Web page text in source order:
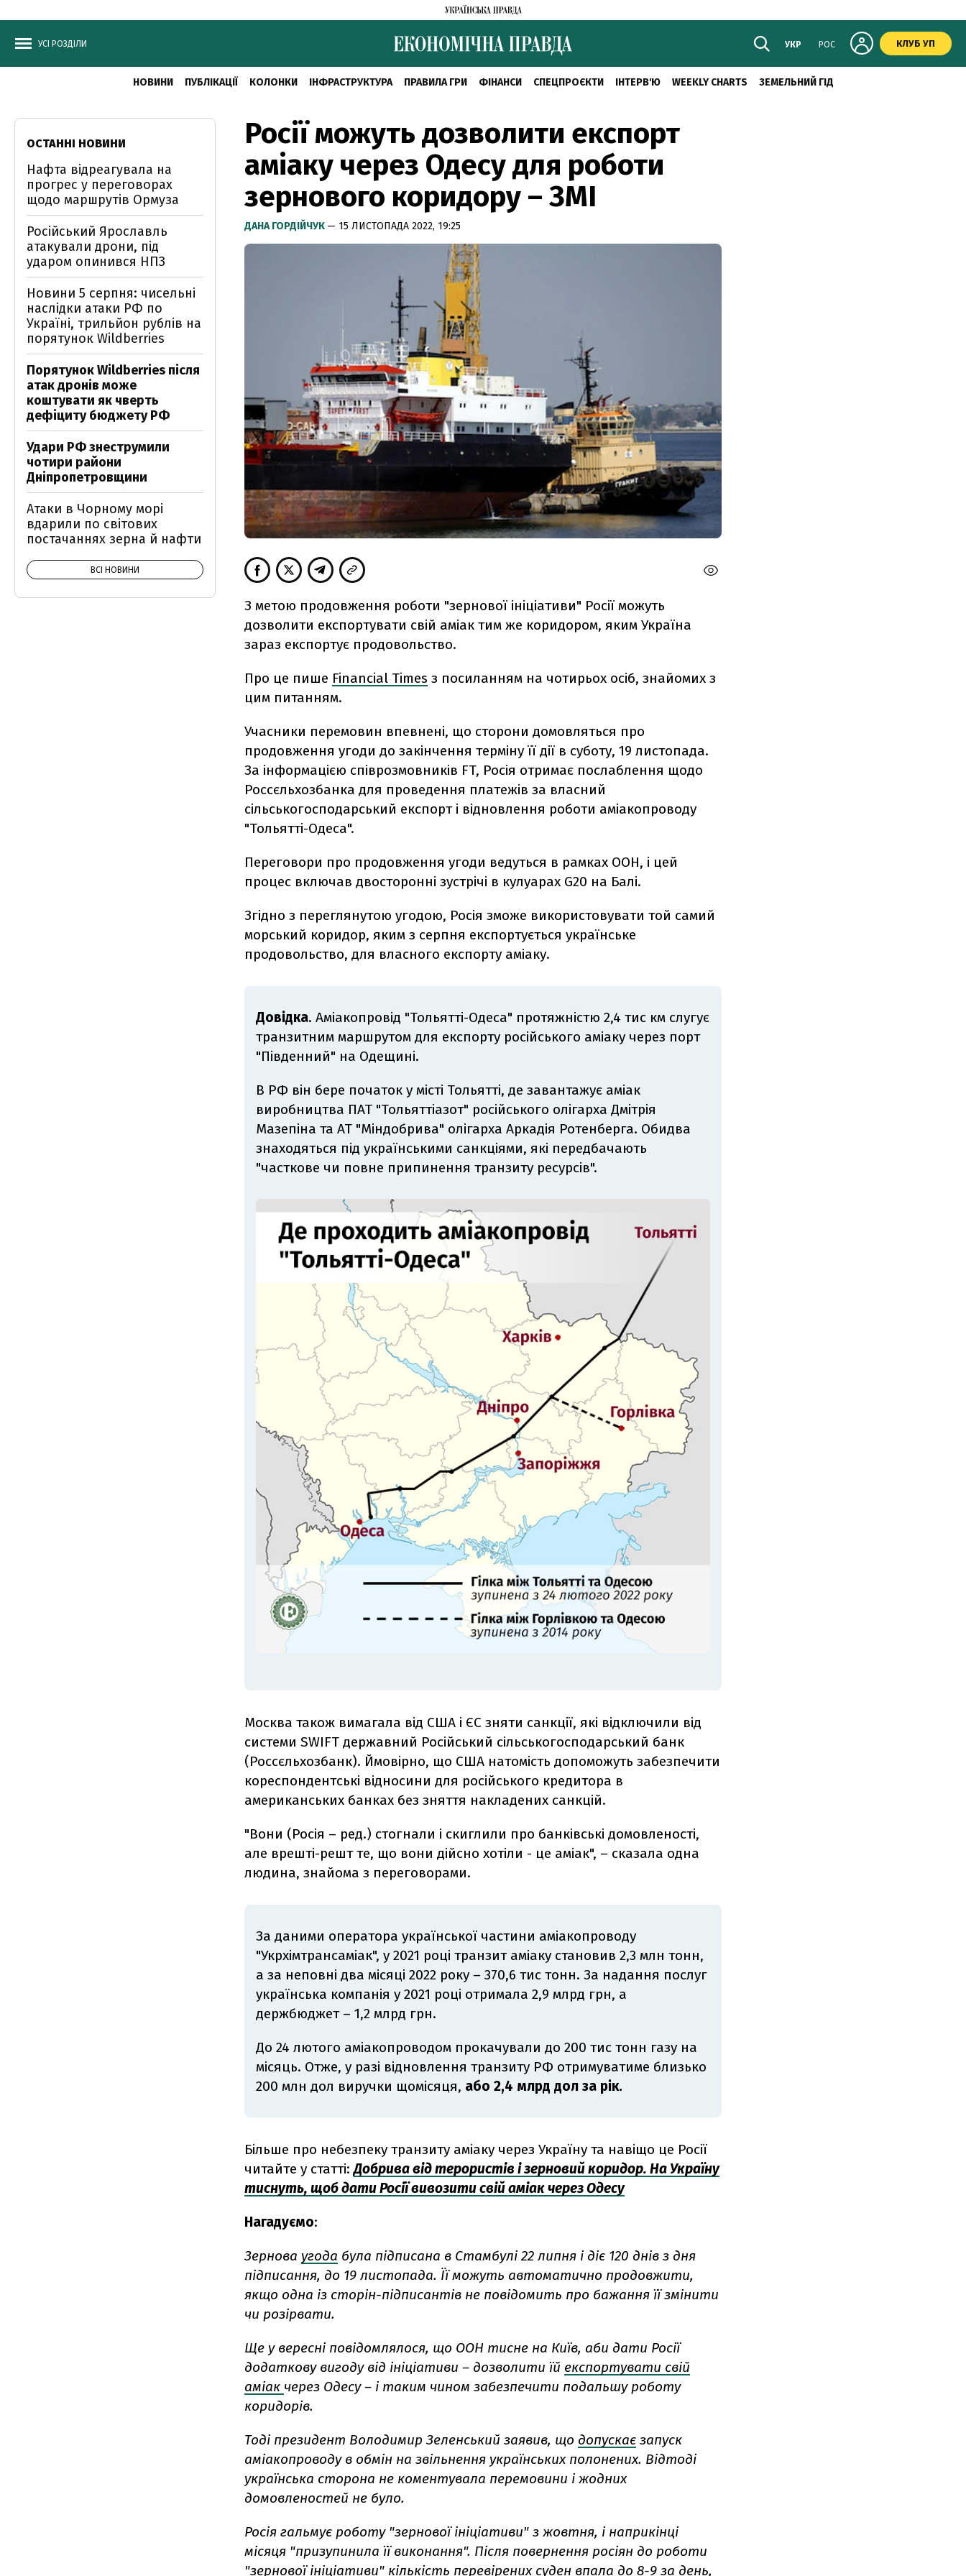
УСІ РОЗДІЛИ УКР РОС КЛУБ УП
НОВИНИ ПУБЛІКАЦІЇ КОЛОНКИ ІНФРАСТРУКТУРА ПРАВИЛА ГРИ ФІНАНСИ СПЕЦПРОЄКТИ ІНТЕРВ'Ю WEEKLY CHARTS ЗЕМЕЛЬНИЙ ГІД
Росії можуть дозволити експорт
аміаку через Одесу для роботи
зернового коридору – ЗМІ
ДАНА ГОРДІЙЧУК — 15 ЛИСТОПАДА 2022, 19:25
З метою продовження роботи "зернової ініціативи" Росії можуть
дозволити експортувати свій аміак тим же коридором, яким Україна
зараз експортує продовольство.
Про це пише Financial Times з посиланням на чотирьох осіб, знайомих з
цим питанням.
Учасники перемовин впевнені, що сторони домовляться про
продовження угоди до закінчення терміну її дії в суботу, 19 листопада.
За інформацією співрозмовників FT, Росія отримає послаблення щодо
Россєльхозбанка для проведення платежів за власний
сільськогосподарський експорт і відновлення роботи аміакопроводу
"Тольятті-Одеса".
Переговори про продовження угоди ведуться в рамках ООН, і цей
процес включав двосторонні зустрічі в кулуарах G20 на Балі.
Згідно з переглянутою угодою, Росія зможе використовувати той самий
морський коридор, яким з серпня експортується українське
продовольство, для власного експорту аміаку.
Довідка. Аміакопровід "Тольятті-Одеса" протяжністю 2,4 тис км слугує
транзитним маршрутом для експорту російського аміаку через порт
"Південний" на Одещині.
В РФ він бере початок у місті Тольятті, де завантажує аміак
виробництва ПАТ "Тольяттіазот" російського олігарха Дмітрія
Мазепіна та АТ "Міндобрива" олігарха Аркадія Ротенберга. Обидва
знаходяться під українськими санкціями, які передбачають
"часткове чи повне припинення транзиту ресурсів".
Москва також вимагала від США і ЄС зняти санкції, які відключили від
системи SWIFT державний Російський сільськогосподарський банк
(Россєльхозбанк). Ймовірно, що США натомість допоможуть забезпечити
кореспондентські відносини для російського кредитора в
американських банках без зняття накладених санкцій.
"Вони (Росія – ред.) стогнали і скиглили про банківські домовленості,
але врешті-решт те, що вони дійсно хотіли - це аміак", – сказала одна
людина, знайома з переговорами.
За даними оператора української частини аміакопроводу
"Укрхімтрансаміак", у 2021 році транзит аміаку становив 2,3 млн тонн,
а за неповні два місяці 2022 року – 370,6 тис тонн. За надання послуг
українська компанія у 2021 році отримала 2,9 млрд грн, а
держбюджет – 1,2 млрд грн.
До 24 лютого аміакопроводом прокачували до 200 тис тонн газу на
місяць. Отже, у разі відновлення транзиту РФ отримуватиме близько
200 млн дол виручки щомісяця, або 2,4 млрд дол за рік.
Більше про небезпеку транзиту аміаку через Україну та навіщо це Росії
читайте у статті:Добрива від терористів і зерновий коридор. На Україну
тиснуть, щоб дати Росії вивозити свій аміак через Одесу
Нагадуємо:
Зернова угода була підписана в Стамбулі 22 липня і діє 120 днів з дня
підписання, до 19 листопада. Її можуть автоматично продовжити,
якщо одна із сторін-підписантів не повідомить про бажання її змінити
чи розірвати.
Ще у вересні повідомлялося, що ООН тисне на Київ, аби дати Росії
додаткову вигоду від ініціативи – дозволити їй експортувати свій
аміак через Одесу – і таким чином забезпечити подальшу роботу
коридорів.
Тоді президент Володимир Зеленський заявив, що допускає запуск
аміакопроводу в обмін на звільнення українських полонених. Відтоді
українська сторона не коментувала перемовини і жодних
домовленостей не було.
Росія гальмує роботу "зернової ініціативи" з жовтня, і наприкінці
місяця "призупинила її виконання". Після повернення росіян до роботи
"зернової ініціативи" кількість перевірених суден впала до 8-9 за день,
ОСТАННІ НОВИНИ
Нафта відреагувала на
прогрес у переговорах
щодо маршрутів Ормуза
Російський Ярославль
атакували дрони, під
ударом опинився НПЗ
Новини 5 серпня: чисельні
наслідки атаки РФ по
Україні, трильйон рублів на
порятунок Wildberries
Порятунок Wildberries після
атак дронів може
коштувати як чверть
дефіциту бюджету РФ
Удари РФ знеструмили
чотири райони
Дніпропетровщини
Атаки в Чорному морі
вдарили по світових
постачаннях зерна й нафти
ВСІ НОВИНИ